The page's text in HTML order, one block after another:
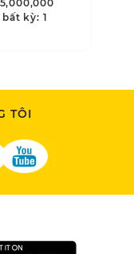
kỳ: 1
TÔI